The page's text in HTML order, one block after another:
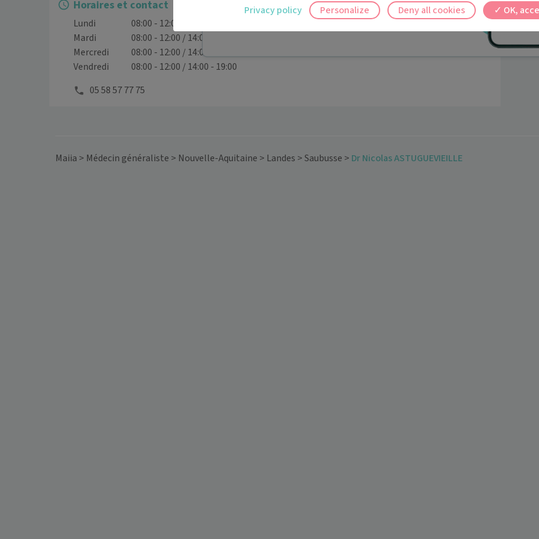
Horaires et contact
Lundi
08:00 - 12:00 / 14:00 - 19:00
Mardi
08:00 - 12:00 / 14:00 - 19:00
Mercredi
08:00 - 12:00 / 14:00 - 19:00
Vendredi
08:00 - 12:00 / 14:00 - 19:00
05 58 57 77 75
Maiia > Médecin généraliste > Nouvelle-Aquitaine > Landes >Saubusse > Dr Nicolas ASTUGUEVIEILLE
OK,
Deny all cookies
Personalize
Privacy policy